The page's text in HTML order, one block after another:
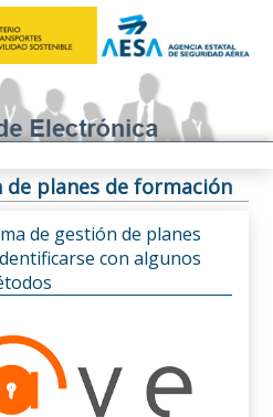
de planes de formación
de gestión de planes
con algunos